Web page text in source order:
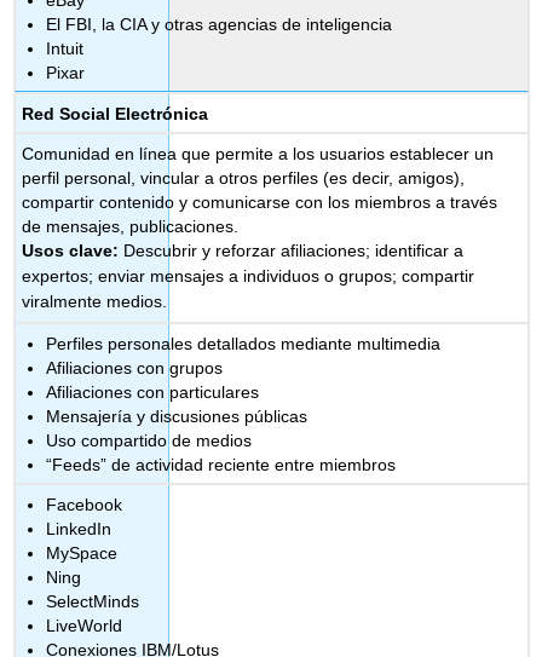
El FBI, la CIA y otras agencias de inteligencia
Intuit
Pixar
Red Social Electrónica
Comunidad en línea que permite a los usuarios establecer un
perfil personal, vincular a otros perfiles (es decir, amigos),
compartir contenido y comunicarse con los miembros a través
de mensajes, publicaciones.
Usos clave: Descubrir y reforzar afiliaciones; identificar a
expertos; enviar mensajes a individuos o grupos; compartir
viralmente medios.
Perfiles personales detallados mediante multimedia
Afiliaciones con grupos
Afiliaciones con particulares
Mensajería y discusiones públicas
Uso compartido de medios
“Feeds” de actividad reciente entre miembros
Facebook
LinkedIn
MySpace
Ning
SelectMinds
LiveWorld
Conexiones IBM/Lotus